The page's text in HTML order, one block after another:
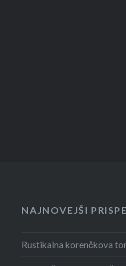
NAJNOVEJŠI
Rustikalna korenčkova